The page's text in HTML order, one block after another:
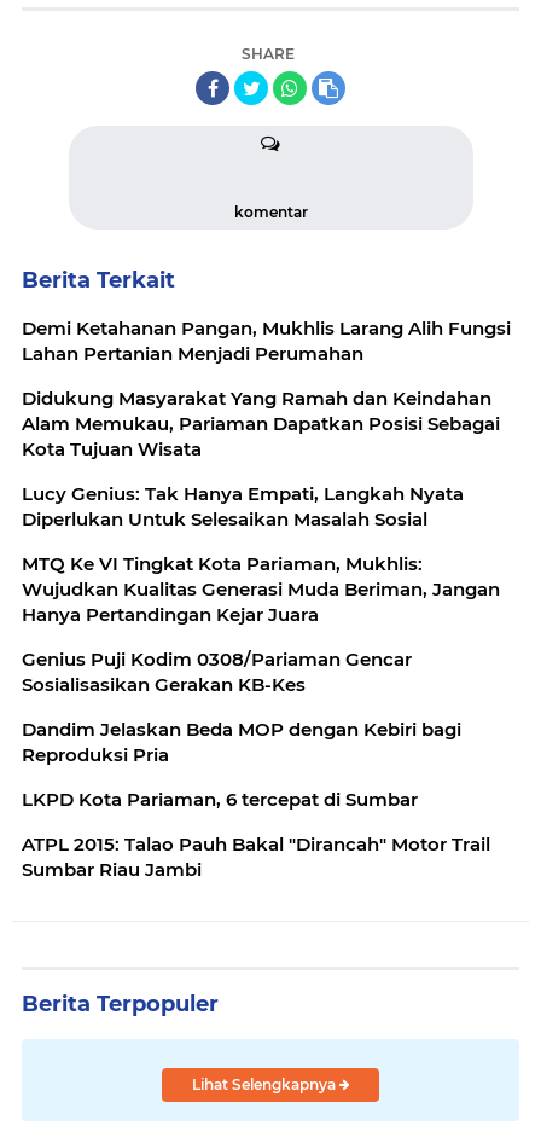
SHARE
komentar
Berita Terkait
Demi Ketahanan Pangan, Mukhlis Larang Alih Fungsi
Lahan Pertanian Menjadi Perumahan
Didukung Masyarakat Yang Ramah dan Keindahan
Alam Memukau, Pariaman Dapatkan Posisi Sebagai
Kota Tujuan Wisata
Lucy Genius: Tak Hanya Empati, Langkah Nyata
Diperlukan Untuk Selesaikan Masalah Sosial
MTQ Ke VI Tingkat Kota Pariaman, Mukhlis:
Wujudkan Kualitas Generasi Muda Beriman, Jangan
Hanya Pertandingan Kejar Juara
Genius Puji Kodim 0308/Pariaman Gencar
Sosialisasikan Gerakan KB-Kes
Dandim Jelaskan Beda MOP dengan Kebiri bagi
Reproduksi Pria
LKPD Kota Pariaman, 6 tercepat di Sumbar
ATPL 2015: Talao Pauh Bakal "Dirancah" Motor Trail
Sumbar Riau Jambi
Berita Terpopuler
Lihat Selengkapnya